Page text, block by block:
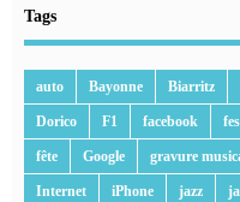
Tags
auto Bayonne Biarritz
Dorico F1 facebook
fête Google gravure
Internet iPhone jazz